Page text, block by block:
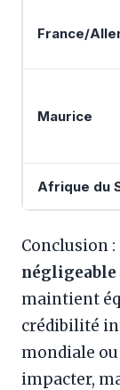
France/
Maurice
Afrique du
Conclusion :
négligeable
maintient
crédibilité
mondiale
impacter,